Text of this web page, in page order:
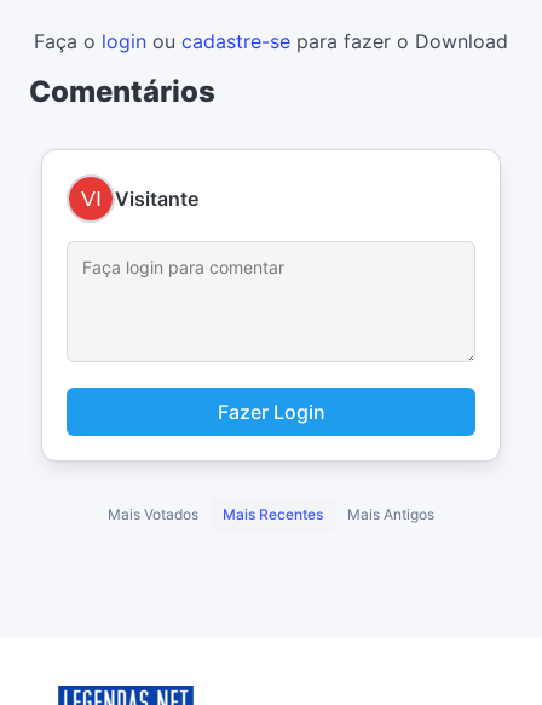
Faça o login ou cadastre-se para fazer o Download
Comentários
Visitante
Fazer Login
Mais Votados Mais Recentes Mais Antigos